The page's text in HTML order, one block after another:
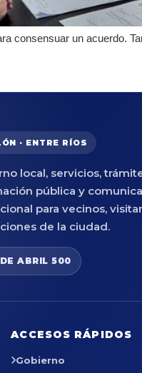
consensuar un acuerdo.
· ENTRE RÍOS
local, servicios,
pública y
para vecinos,
de la ciudad.
ABRIL 500
ACCESOS RÁPIDOS
Gobierno